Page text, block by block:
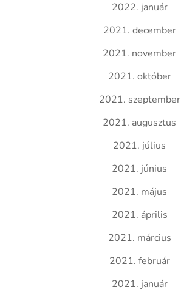
2022. január
2021. december
2021. november
2021. október
2021. szeptember
2021. augusztus
2021. július
2021. június
2021. május
2021. április
2021. március
2021. február
2021. január